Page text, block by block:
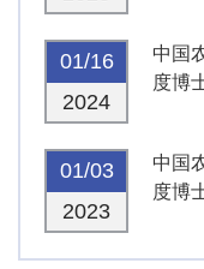
01/16
2024
中国
度博
01/03
2023
中国
度博